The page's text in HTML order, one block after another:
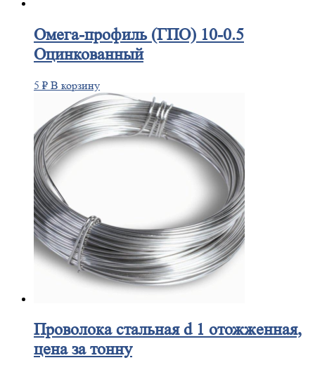
Омега-профиль(ГПО) 10-0.5
Оцинкованный
5 ₽ В корзину
Проволокастальная d 1 отожженная,
цена за тонну